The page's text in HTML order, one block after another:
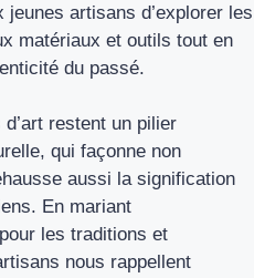
artisans d’explorer les
matériaux et outils tout en
du passé.
restent un pilier
qui façonne non
aussi la signification
En mariant
les traditions et
nous rappellent